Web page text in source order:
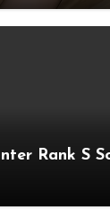
Rank S